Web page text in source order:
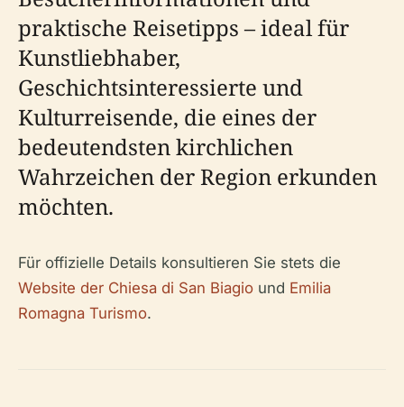
praktische Reisetipps – ideal für
Kunstliebhaber,
Geschichtsinteressierte und
Kulturreisende, die eines der
bedeutendsten kirchlichen
Wahrzeichen der Region erkunden
möchten.
Für offizielle Details konsultieren Sie stets die
Website der Chiesa di San Biagio und Emilia
Romagna Turismo.